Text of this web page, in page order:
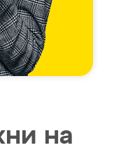
на